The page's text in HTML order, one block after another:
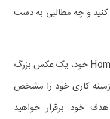
کنید و چه مطالبی به دست
مثلا اگر در صفحه اصلی یا همان Home Page خود، یک عکس بزرگ
کاری خود را مشخص
خود برقرار خواهید